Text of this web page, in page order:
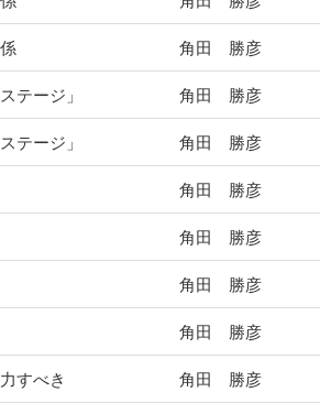
角田 勝彦
ステージ」 角田 勝彦
ステージ」 角田 勝彦
角田 勝彦
角田 勝彦
角田 勝彦
角田 勝彦
すべき 角田 勝彦